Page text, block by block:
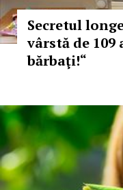
Secretul
vârstă de 109
bărbaţi!“